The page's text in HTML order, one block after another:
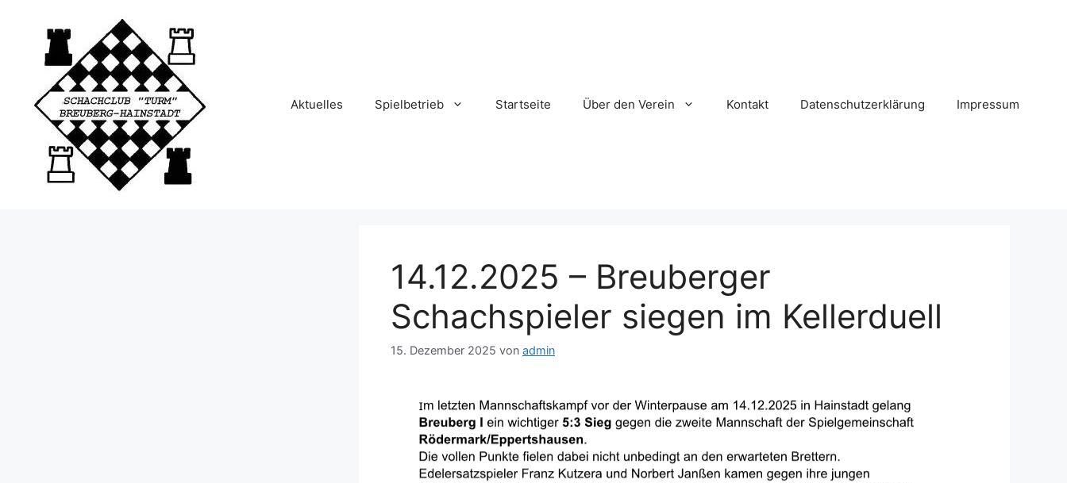
Aktuelles Spielbetrieb Startseite Über den Verein Kontakt Datenschutzerklärung Impressum
14.12.2025 – Breuberger
Schachspieler siegen im Kellerduell
15. Dezember 2025 von admin